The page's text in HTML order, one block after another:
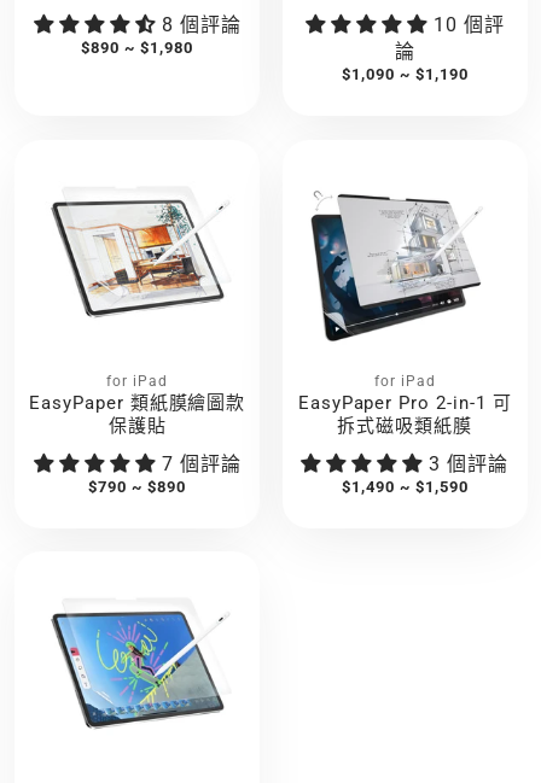
8 個評論
$890 ~ $1,980
10 個評
論
$1,090 ~ $1,190
for iPad
EasyPaper 類紙膜繪圖款
保護貼
7 個評論
$790 ~ $890
for iPad
EasyPaper Pro 2-in-1 可
拆式磁吸類紙膜
3 個評論
$1,490 ~ $1,590